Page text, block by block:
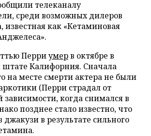
телеканалу
среди возможных дилеров
как «Кетаминовая
Перриумерв октябре в
Калифорния. Сначала
на месте смерти актера не были
(Перри страдал от
зависимости, когда снимался в
позднее стало известно, что
джакузи в результате сильного